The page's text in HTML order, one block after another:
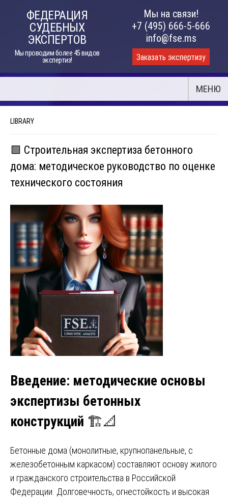
ФЕДЕРАЦИЯ
СУДЕБНЫХ
ЭКСПЕРТОВ
Мы проводим более 45 видов
экспертиз!
Мы на связи!
+7 (495) 666-5-666
info@fse.ms
Заказать экспертизу
МЕНЮ
LIBRARY
🟩 Строительная экспертиза бетонного
дома: методическое руководство по оценке
технического состояния
Введение: методические основы
экспертизы бетонных
конструкций 🏗️📐
Бетонные дома (монолитные, крупнопанельные, с
железобетонным каркасом) составляют основу жилого
и гражданского строительства в Российской
Федерации. Долговечность, огнестойкость и высокая